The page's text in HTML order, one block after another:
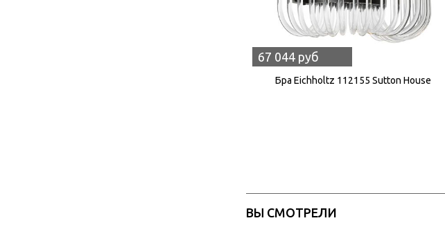
67 044 руб
Бра Eichholtz 112155 Sutton House
ВЫ СМОТРЕЛИ